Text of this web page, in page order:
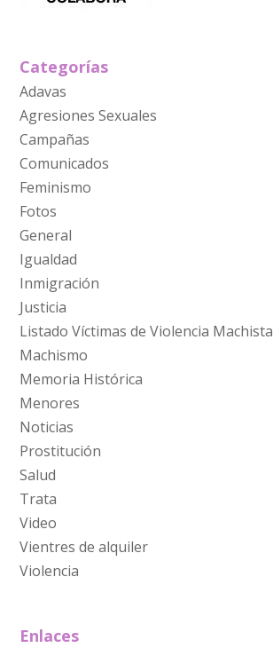
Categorías
Adavas
Agresiones Sexuales
Campañas
Comunicados
Feminismo
Fotos
General
Igualdad
Inmigración
Justicia
Listado Víctimas de Violencia Machista
Machismo
Memoria Histórica
Menores
Noticias
Prostitución
Salud
Trata
Video
Vientres de alquiler
Violencia
Enlaces